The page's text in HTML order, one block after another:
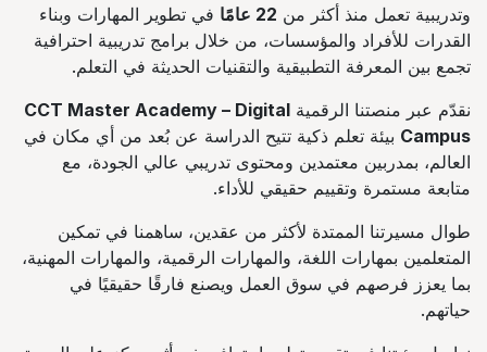
وتدريبية تعمل منذ أكثر من 22 عامًا
في تطوير المهارات وبناء
القدرات للأفراد والمؤسسات، من خلال برامج تدريبية احترافية
تجمع بين المعرفة التطبيقية والتقنيات الحديثة في التعلم.
نقدّم عبر منصتنا الرقمية CCT Master Academy – Digital
Campus بيئة تعلم ذكية تتيح الدراسة عن بُعد من أي مكان في
العالم، بمدربين معتمدين ومحتوى تدريبي عالي الجودة، مع
متابعة مستمرة وتقييم حقيقي للأداء.
طوال مسيرتنا الممتدة لأكثر من عقدين، ساهمنا في تمكين
المتعلمين بمهارات اللغة، والمهارات الرقمية، والمهارات المهنية،
بما يعزز فرصهم في سوق العمل ويصنع فارقًا حقيقيًا في
حياتهم.